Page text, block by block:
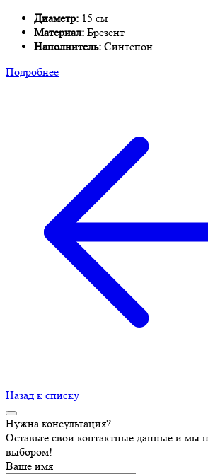
Диаметр: 15 см
Материал: Брезент
Наполнитель: Синтепон
Подробнее
Назад к списку
Нужна консультация?
Оставьте свои контактные данные и мы
выбором!
Ваше имя